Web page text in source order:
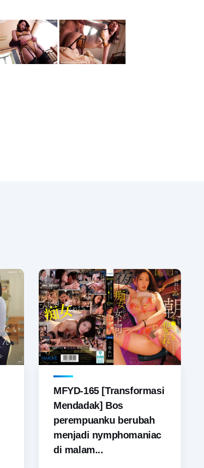
MFYD-165 [Transformasi
Mendadak] Bos
perempuanku berubah
menjadi nymphomaniac
di malam...